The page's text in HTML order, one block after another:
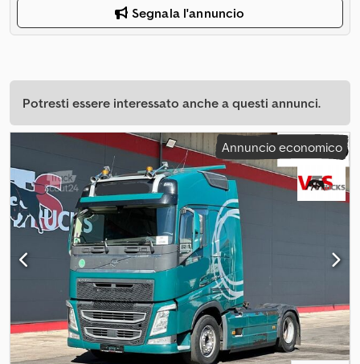
Segnala l'annuncio
Potresti essere interessato anche a questi annunci.
Annuncio economico